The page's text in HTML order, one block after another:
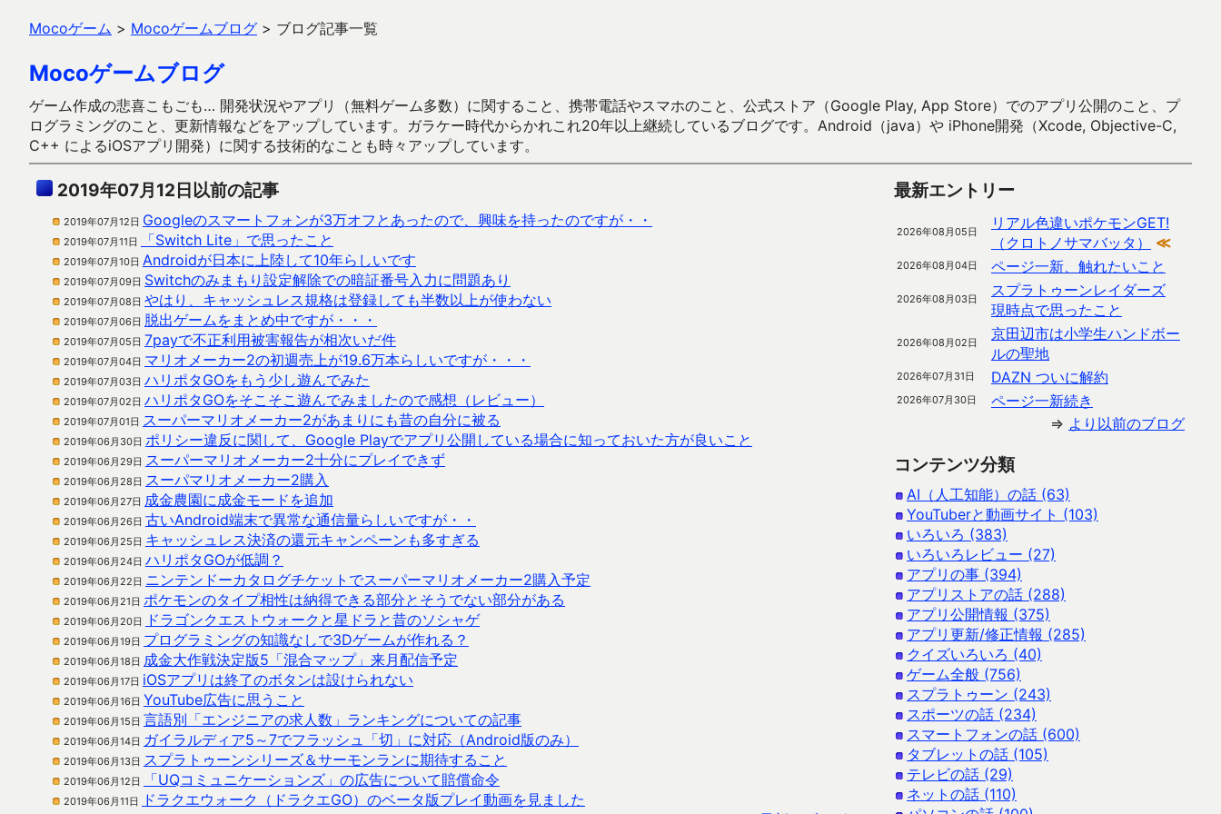
Mocoゲーム > Mocoゲームブログ > ブログ記事一覧
Mocoゲームブログ
ゲーム作成の悲喜こもごも… 開発状況やアプリ（無料ゲーム多数）に関すること、携帯電話やスマホのこと、公式ストア（Google Play, App Store）でのアプリ公開のこと、プ
ログラミングのこと、更新情報などをアップしています。ガラケー時代からかれこれ20年以上継続しているブログです。Android（java）や iPhone開発（Xcode, Objective-C,
C++ によるiOSアプリ開発）に関する技術的なことも時々アップしています。
2019年07月12日以前の記事
2019年07月12日 Googleのスマートフォンが3万オフとあったので、興味を持ったのですが・・
2019年07月11日 「Switch Lite」で思ったこと
2019年07月10日 Androidが日本に上陸して10年らしいです
2019年07月09日 Switchのみまもり設定解除での暗証番号入力に問題あり
2019年07月08日 やはり、キャッシュレス規格は登録しても半数以上が使わない
2019年07月06日 脱出ゲームをまとめ中ですが・・・
2019年07月05日 7payで不正利用被害報告が相次いだ件
2019年07月04日 マリオメーカー2の初週売上が19.6万本らしいですが・・・
2019年07月03日 ハリポタGOをもう少し遊んでみた
2019年07月02日 ハリポタGOをそこそこ遊んでみましたので感想（レビュー）
2019年07月01日 スーパーマリオメーカー2があまりにも昔の自分に被る
2019年06月30日 ポリシー違反に関して、Google Playでアプリ公開している場合に知っておいた方が良いこと
2019年06月29日 スーパーマリオメーカー2十分にプレイできず
2019年06月28日 スーパマリオメーカー2購入
2019年06月27日 成金農園に成金モードを追加
2019年06月26日 古いAndroid端末で異常な通信量らしいですが・・
2019年06月25日 キャッシュレス決済の還元キャンペーンも多すぎる
2019年06月24日 ハリポタGOが低調？
2019年06月22日 ニンテンドーカタログチケットでスーパーマリオメーカー2購入予定
2019年06月21日 ポケモンのタイプ相性は納得できる部分とそうでない部分がある
2019年06月20日 ドラゴンクエストウォークと星ドラと昔のソシャゲ
2019年06月19日 プログラミングの知識なしで3Dゲームが作れる？
2019年06月18日 成金大作戦決定版5「混合マップ」来月配信予定
2019年06月17日 iOSアプリは終了のボタンは設けられない
2019年06月16日 YouTube広告に思うこと
2019年06月15日 言語別「エンジニアの求人数」ランキングについての記事
2019年06月14日 ガイラルディア5～7でフラッシュ「切」に対応（Android版のみ）
2019年06月13日 スプラトゥーンシリーズ＆サーモンランに期待すること
2019年06月12日 「UQコミュニケーションズ」の広告について賠償命令
2019年06月11日
ドラクエウォーク（ドラクエGO）のベータ版プレイ動画を見ました
最新エントリー
2026年08月05日
リアル色違いポケモンGET!
（クロトノサマバッタ）
≪
2026年08月04日 ページ一新、触れたいこと
2026年08月03日
スプラトゥーンレイダーズ
現時点で思ったこと
2026年08月02日
京田辺市は小学生ハンドボー
ルの聖地
2026年07月31日 DAZN ついに解約
2026年07月30日
ページ一新続き
⇒ より以前のブログ
コンテンツ分類
AI（人工知能）の話 (63)
YouTuberと動画サイト (103)
いろいろ (383)
いろいろレビュー (27)
アプリの事 (394)
アプリストアの話 (288)
アプリ公開情報 (375)
アプリ更新/修正情報 (285)
クイズいろいろ (40)
ゲーム全般 (756)
スプラトゥーン (243)
スポーツの話 (234)
スマートフォンの話 (600)
タブレットの話 (105)
テレビの話 (29)
ネットの話 (110)